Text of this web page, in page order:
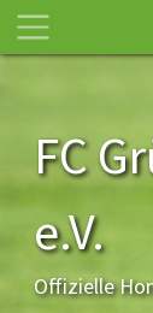
FC
e.V.
Offizielle